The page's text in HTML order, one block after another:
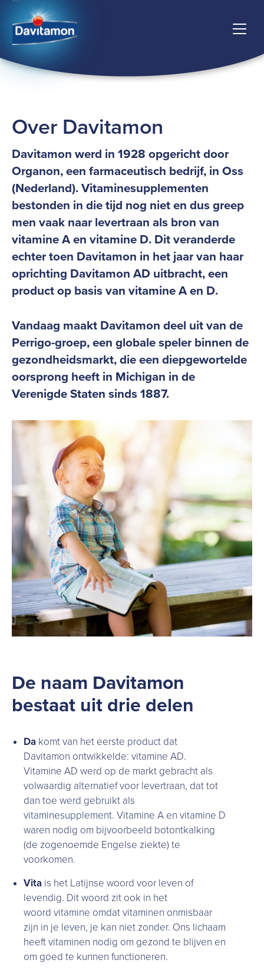
Over Davitamon
Davitamon werd in 1928 opgericht door
Organon, een farmaceutisch bedrijf, in Oss
(Nederland). Vitaminesupplementen
bestonden in die tijd nog niet en dus greep
men vaak naar levertraan als bron van
vitamine A en vitamine D. Dit veranderde
echter toen Davitamon in het jaar van haar
oprichting Davitamon AD uitbracht, een
product op basis van vitamine A en D.
Vandaag maakt Davitamon deel uit van de
Perrigo-groep, een globale speler binnen de
gezondheidsmarkt, die een diepgewortelde
oorsprong heeft in Michigan in de
Verenigde Staten sinds 1887.
De naam Davitamon
bestaat uit drie delen
Da komt van het eerste product dat
Davitamon ontwikkelde: vitamine AD.
Vitamine AD werd op de markt gebracht als
volwaardig alternatief voor levertraan, dat tot
dan toe werd gebruikt als
vitaminesupplement. Vitamine A en vitamine D
waren nodig om bijvoorbeeld botontkalking
(de zogenoemde Engelse ziekte) te
voorkomen.
Vita is het Latijnse woord voor leven of
levendig. Dit woord zit ook in het
woord vitamine omdat vitaminen onmisbaar
zijn in je leven, je kan niet zonder. Ons lichaam
heeft vitaminen nodig om gezond te blijven en
om goed te kunnen functioneren.